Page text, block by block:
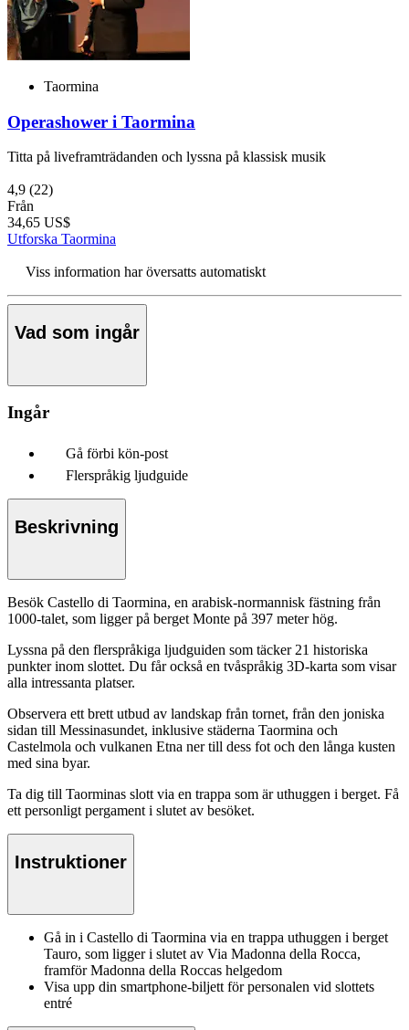
Taormina
Operashower i Taormina
Titta på liveframträdanden och lyssna på klassisk musik
4,9 (22)
Från
34,65 US$
Utforska Taormina
Viss information har översatts automatiskt
Vad som ingår
Ingår
Gå förbi kön-post
Flerspråkig ljudguide
Beskrivning
Besök Castello di Taormina, en arabisk-normannisk fästning från
1000-talet, som ligger på berget Monte på 397 meter hög.
Lyssna på den flerspråkiga ljudguiden som täcker 21 historiska
punkter inom slottet. Du får också en tvåspråkig 3D-karta som visar
alla intressanta platser.
Observera ett brett utbud av landskap från tornet, från den joniska
sidan till Messinasundet, inklusive städerna Taormina och
Castelmola och vulkanen Etna ner till dess fot och den långa kusten
med sina byar.
Ta dig till Taorminas slott via en trappa som är uthuggen i berget. Få
ett personligt pergament i slutet av besöket.
Instruktioner
Gå in i Castello di Taormina via en trappa uthuggen i berget
Tauro, som ligger i slutet av Via Madonna della Rocca,
framför Madonna della Roccas helgedom
Visa upp din smartphone-biljett för personalen vid slottets
entré